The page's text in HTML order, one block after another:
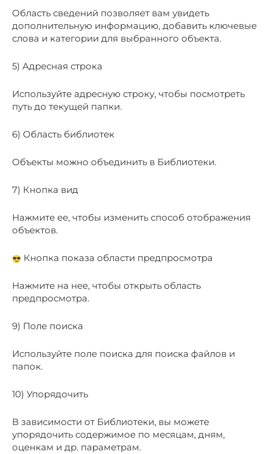
Область сведений позволяет вам увидеть
дополнительную информацию, добавить ключевые
слова и категории для выбранного объекта.
5) Адресная строка
Используйте адресную строку, чтобы посмотреть
путь до текущей папки.
6) Область библиотек
Объекты можно объединить в Библиотеки.
7) Кнопка вид
Нажмите ее, чтобы изменить способ отображения
объектов.
Кнопка показа области предпросмотра
Нажмите на нее, чтобы открыть область
предпросмотра.
9) Поле поиска
Используйте поле поиска для поиска файлов и
папок.
10) Упорядочить
В зависимости от Библиотеки, вы можете
упорядочить содержимое по месяцам, дням,
оценкам и др. параметрам.